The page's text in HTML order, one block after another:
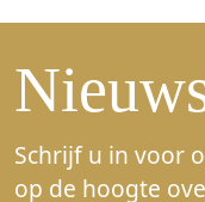
Schrijf u in voor
op de hoogte